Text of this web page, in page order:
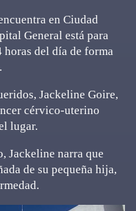
en Ciudad
General está para
del día de forma
Jackeline Goire,
cérvico-uterino
lugar.
Jackeline narra que
de su pequeña hija,